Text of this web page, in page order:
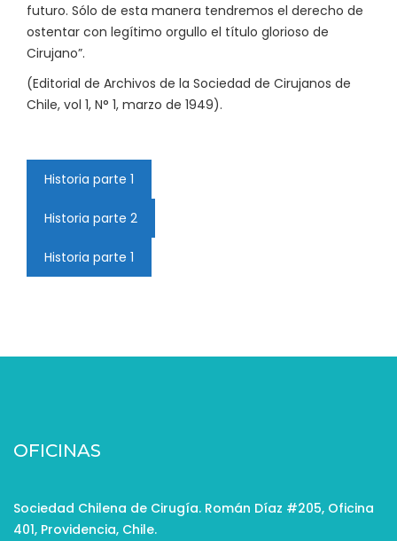
futuro. Sólo de esta manera tendremos el derecho de
ostentar con legítimo orgullo el título glorioso de
Cirujano”.
(Editorial de Archivos de la Sociedad de Cirujanos de
Chile, vol 1, N° 1, marzo de 1949).
Historia parte 1
Historia parte 2
Historia parte 1
OFICINAS
Sociedad Chilena de Cirugía. Román Díaz #205, Oficina
401, Providencia, Chile.